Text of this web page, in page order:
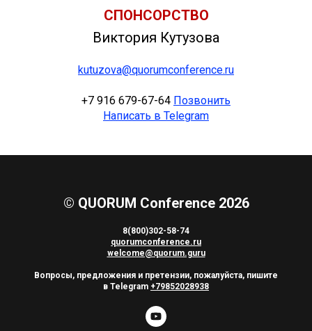
СПОНСОРСТВО
Виктория Кутузова
kutuzova@quorumconference.ru
+7 916 679-67-64 Позвонить
Написать в Telegram
© QUORUM Conference 2026
8(800)302-58-74
quorumconference.ru
welcome@quorum.guru
Вопросы, предложения и претензии, пожалуйста, пишите
в Telegram +79852028938